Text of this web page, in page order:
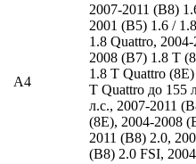
A4
2007-2011 (B8)
2001 (B5) 1.6 /
1.8 Quattro,
2008 (B7) 1.8 T
1.8 T Quattro
T Quattro до 155
л.с., 2007-2011
(8E), 2004-2008
2011 (B8) 2.0,
(B8) 2.0 FSI,